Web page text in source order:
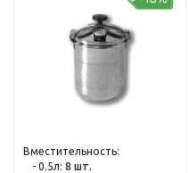
Вместительность:
- 0.5л: 8 шт.